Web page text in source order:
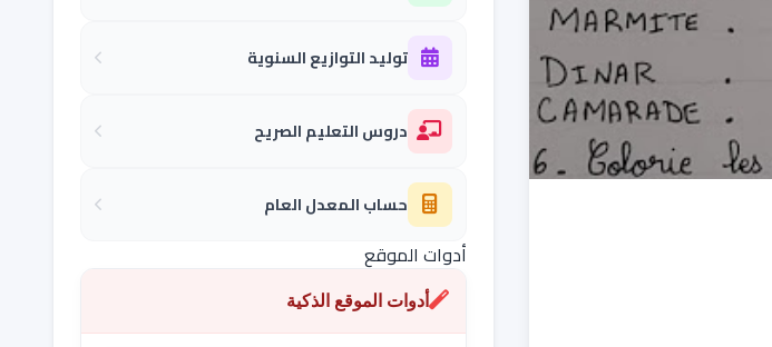
توليد التوازيع السنوية
دروس التعليم الصريح
حساب المعدل العام
أدوات الموقع
أدوات الموقع الذكية